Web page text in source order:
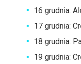
16 grudnia:
17 grudnia:
18 grudnia:
19 grudnia: